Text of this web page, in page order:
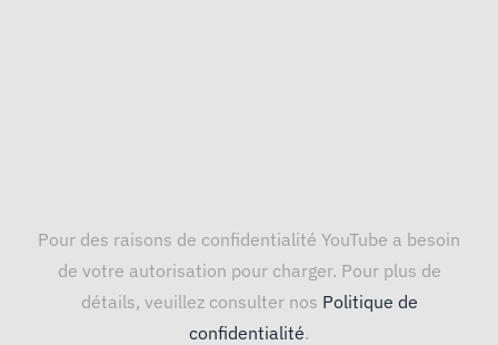
Pour des raisons de confidentialité YouTube a besoin
de votre autorisation pour charger. Pour plus de
détails, veuillez consulter nos Politique de
confidentialité.